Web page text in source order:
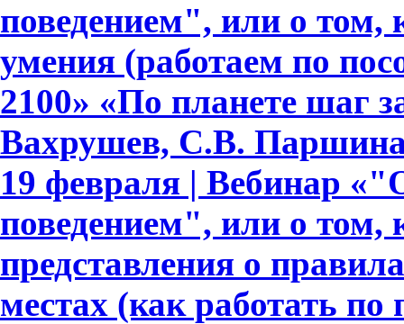
поведением", или о том,
умения (работаем по
2100» «По планете шаг
Вахрушев, С.В.
19 февраля | Вебинар
поведением", или о том,
представления о
местах (как работать